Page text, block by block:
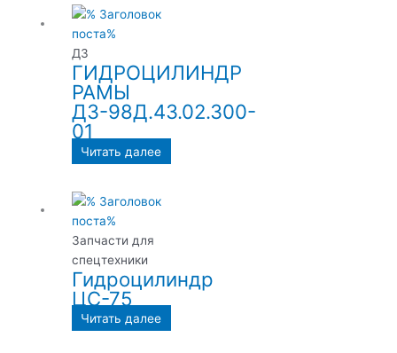
ДЗ
ГИДРОЦИЛИНДР
РАМЫ
ДЗ-98Д.43.02.300-
01
Читать далее
Запчасти для
спецтехники
Гидроцилиндр
ЦС-75
Читать далее